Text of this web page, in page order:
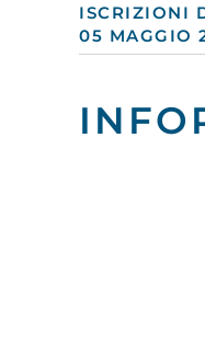
ISCRIZIONI
05 MAGGIO